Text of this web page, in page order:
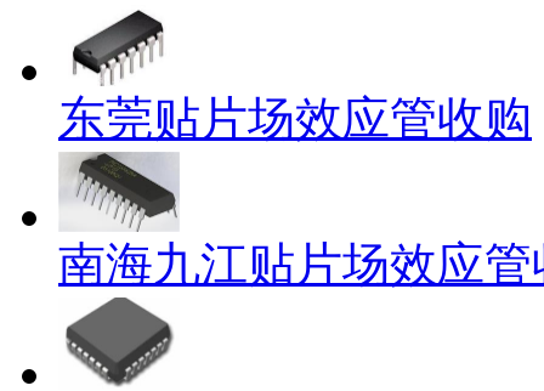
东莞贴片场效应管收购
南海九江贴片场效应管